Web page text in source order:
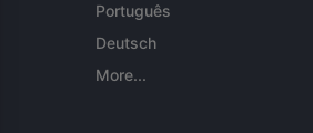
Português
Deutsch
More...